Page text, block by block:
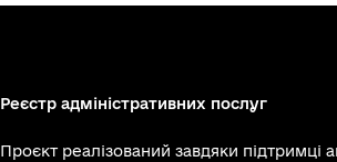
Реєстр адміністративних послуг
Проєкт реалізований завдяки підтримці